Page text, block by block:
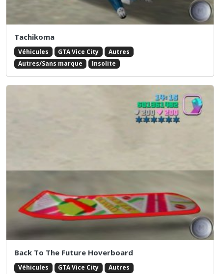
Tachikoma
Véhicules GTA Vice City
Autres
Autres/Sans marque
Insolite
Back To The Future Hoverboard
Véhicules GTA Vice City
Autres